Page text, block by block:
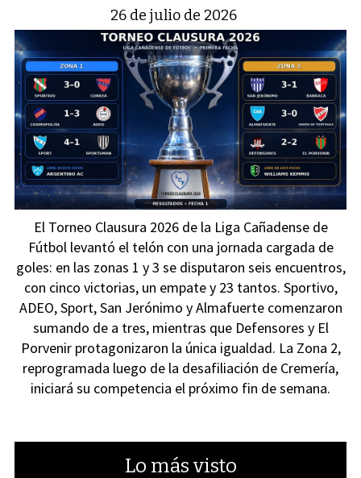
26 de julio de 2026
El Torneo Clausura 2026 de la Liga Cañadense de
Fútbol levantó el telón con una jornada cargada de
goles: en las zonas 1 y 3 se disputaron seis encuentros,
con cinco victorias, un empate y 23 tantos. Sportivo,
ADEO, Sport, San Jerónimo y Almafuerte comenzaron
sumando de a tres, mientras que Defensores y El
Porvenir protagonizaron la única igualdad. La Zona 2,
reprogramada luego de la desafiliación de Cremería,
iniciará su competencia el próximo fin de semana.
Lo más visto